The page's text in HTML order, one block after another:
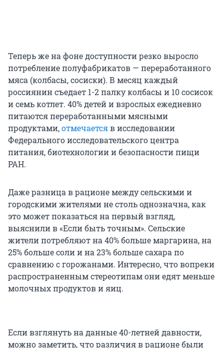
Теперь же на фоне доступности резко выросло
потребление полуфабрикатов — переработанного
мяса (колбасы, сосиски). В месяц каждый
россиянин съедает 1-2 палку колбасы и 10 сосисок
и семь котлет. 40% детей и взрослых ежедневно
питаются переработанными мясными
продуктами,отмечаетсяв исследовании
Федерального исследовательского центра
питания, биотехнологии и безопасности пищи
РАН.
Даже разница в рационе между сельскими и
городскими жителями не столь однозначна, как
это может показаться на первый взгляд,
выяснили в «Если быть точным». Сельские
жители потребляют на 40% больше маргарина, на
25% больше соли и на 23% больше сахара по
сравнению с горожанами. Интересно, что вопреки
распространенным стереотипам они едят меньше
молочных продуктов и яиц.
Если взглянуть на данные 40-летней давности,
можно заметить, что различия в рационе были